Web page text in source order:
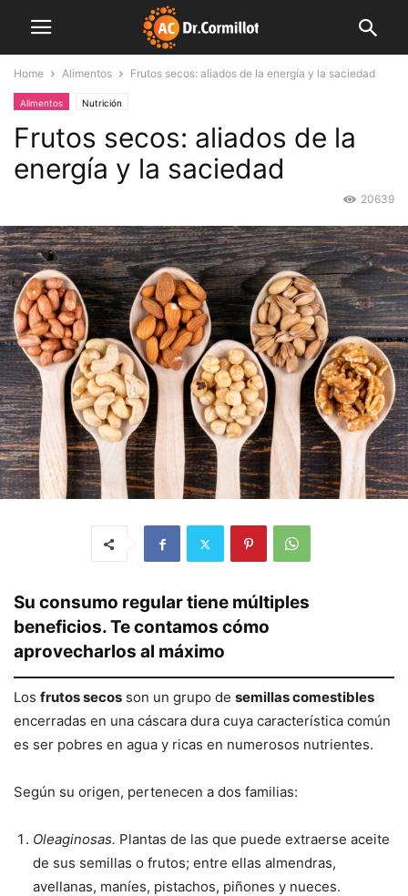
Home Alimentos Frutos secos: aliados de la energía y la saciedad
Alimentos Nutrición
Frutos secos: aliados de la
energía y la saciedad
20639
Su consumo regular tiene múltiples
beneficios. Te contamos cómo
aprovecharlos al máximo
Los frutos secos son un grupo de semillas comestibles
encerradas en una cáscara dura cuya característica común
es ser pobres en agua y ricas en numerosos nutrientes.
Según su origen, pertenecen a dos familias:
Oleaginosas. Plantas de las que puede extraerse aceite
de sus semillas o frutos; entre ellas almendras,
avellanas, maníes, pistachos, piñones y nueces.